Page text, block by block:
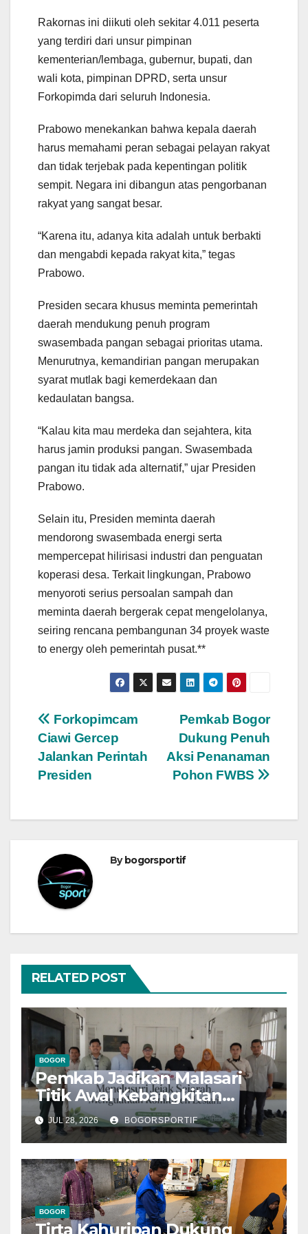
Rakornas ini diikuti oleh sekitar 4.011 peserta
yang terdiri dari unsur pimpinan
kementerian/lembaga, gubernur, bupati, dan
wali kota, pimpinan DPRD, serta unsur
Forkopimda dari seluruh Indonesia.
Prabowo menekankan bahwa kepala daerah
harus memahami peran sebagai pelayan rakyat
dan tidak terjebak pada kepentingan politik
sempit. Negara ini dibangun atas pengorbanan
rakyat yang sangat besar.
“Karena itu, adanya kita adalah untuk berbakti
dan mengabdi kepada rakyat kita,” tegas
Prabowo.
Presiden secara khusus meminta pemerintah
daerah mendukung penuh program
swasembada pangan sebagai prioritas utama.
Menurutnya, kemandirian pangan merupakan
syarat mutlak bagi kemerdekaan dan
kedaulatan bangsa.
“Kalau kita mau merdeka dan sejahtera, kita
harus jamin produksi pangan. Swasembada
pangan itu tidak ada alternatif,” ujar Presiden
Prabowo.
Selain itu, Presiden meminta daerah
mendorong swasembada energi serta
mempercepat hilirisasi industri dan penguatan
koperasi desa. Terkait lingkungan, Prabowo
menyoroti serius persoalan sampah dan
meminta daerah bergerak cepat mengelolanya,
seiring rencana pembangunan 34 proyek waste
to energy oleh pemerintah pusat.**
Navigasi
pos
Pemkab Bogor
Dukung Penuh
Aksi Penanaman
Pohon FWBS
Forkopimcam
Ciawi Gercep
Jalankan Perintah
Presiden
Bybogorsportif
RELATED POST
BOGOR
Pemkab Jadikan Malasari
Titik Awal Kebangkitan
Bogor, PPLI Perkuat
Komitmen Lestarikan Alam
dan Warisan Sejarah
JUL 28, 2026 BOGORSPORTIF
BOGOR
Tirta Kahuripan Dukung